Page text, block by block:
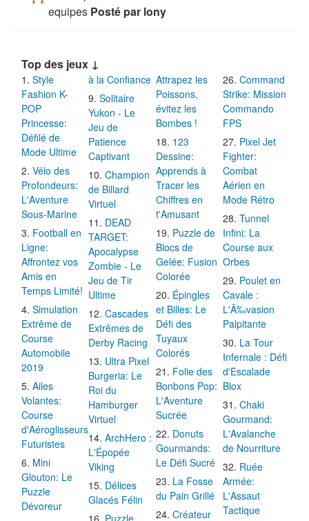
equipes Posté par lony
Top des jeux ↓
Style
Fashion K-
POP
Princesse:
Défilé de
Mode Ultime
Vélo des
Profondeurs:
L'Aventure
Sous-Marine
Football en
Ligne:
Affrontez vos
Amis en
Temps Limité!
Simulation
Extrême de
Course
Automobile
2019
Ailes
Volantes:
Course
d'Aéroglisseurs
Futuristes
Mini
Glouton: Le
Puzzle
Dévoreur
à la Confiance
Solitaire
Yukon - Le
Jeu de
Patience
Captivant
Champion
de Billard
Virtuel
DEAD
TARGET:
Apocalypse
Zombie - Le
Jeu de Tir
Ultime
Cascades
Extrêmes de
Derby Racing
Ultra Pixel
Burgeria: Le
Roi du
Hamburger
Virtuel
ArchHero :
L'Épopée
Viking
Délices
Glacés Félin
Puzzle
Attrapez les
Poissons,
évitez les
Bombes !
123
Dessine:
Apprends à
Tracer les
Chiffres en
t'Amusant
Puzzle de
Blocs de
Gelée: Fusion
Colorée
Épingles
et Billes: Le
Défi des
Tuyaux
Colorés
Folie des
Bonbons Pop:
L'Aventure
Sucrée
Donuts
Gourmands:
Le Défi Sucré
La Fosse
du Pain Grillé
Créateur
Command
Strike: Mission
Commando
FPS
Pixel Jet
Fighter:
Combat
Aérien en
Mode Rétro
Tunnel
Infini: La
Course aux
Orbes
Poulet en
Cavale :
L'Ã‰vasion
Palpitante
La Tour
Infernale : Défi
d'Escalade
Blox
Chaki
Gourmand:
L'Avalanche
de Nourriture
Ruée
Armée:
L'Assaut
Tactique